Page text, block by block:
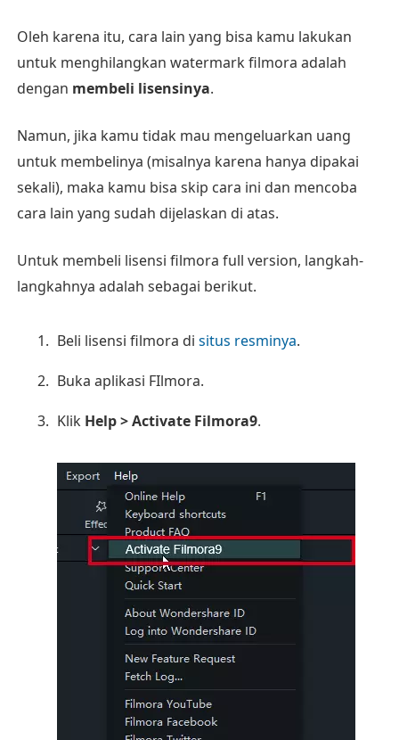
Oleh karena itu, cara lain yang bisa kamu lakukan
untuk menghilangkan watermark filmora adalah
dengan membeli lisensinya.
Namun, jika kamu tidak mau mengeluarkan uang
untuk membelinya (misalnya karena hanya dipakai
sekali), maka kamu bisa skip cara ini dan mencoba
cara lain yang sudah dijelaskan di atas.
Untuk membeli lisensi filmora full version, langkah-
langkahnya adalah sebagai berikut.
Beli lisensi filmora di situs resminya.
Buka aplikasi FIlmora.
Klik Help > Activate Filmora9.